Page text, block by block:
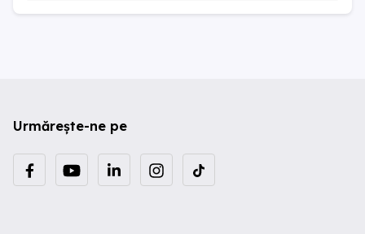
Urmărește-ne pe